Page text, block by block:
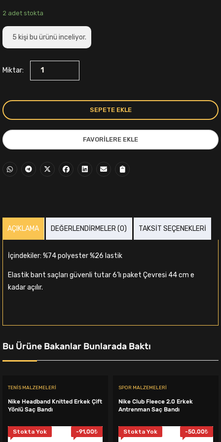
fiyat:
799,00₺.fiyat:
2 adet stokta
5 kişi bu ürünü inceliyor.
Miktar:
SEPETE EKLE
FAVORILERE EKLE
AÇIKLAMA DEĞERLENDIRMELER (0) TAKSIT SEÇENEKLERI
İçindekiler: %74 polyester %26 lastik
Elastik bant saçları güvenli tutar 6’lı paket Çevresi 44 cm e
kadar açılır.
Bu Ürüne Bakanlar Bunlarada Baktı
TENIS MALZEMELERI
Nike Headband Knitted Erkek Çift
Yönlü Saç Bandı
Stokta Yok -91,00₺
SPOR MALZEMELERI
Nike Club Fleece 2.0 Erkek
Antrenman Saç Bandı
Stokta Yok -50,00₺